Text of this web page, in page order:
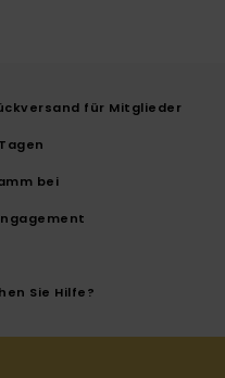
für Mitglieder
bei
Sie Hilfe?